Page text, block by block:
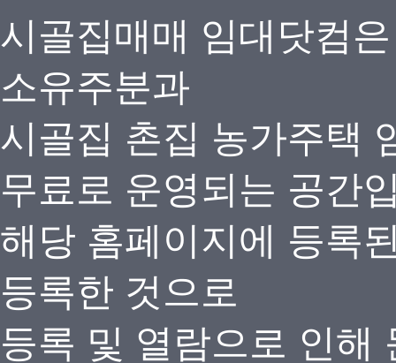
시골집매매 임대닷컴
소유주분과
시골집 촌집 농가주택
무료로 운영되는 공간
해당 홈페이지에 등록
등록한 것으로
등록 및 열람으로 인해